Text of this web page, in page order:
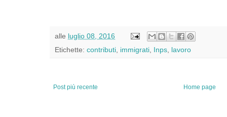
alle luglio 08, 2016
Etichette: contributi immigrati Inps lavoro
Post più recente Home page